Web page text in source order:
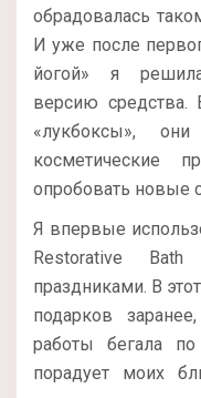
обрадовалась
И уже после
йогой» я
версию
«лукбоксы», они
косметические
опробовать новые
Я впервые
Restorative
праздниками. В
подарков
работы бегала
порадует моих